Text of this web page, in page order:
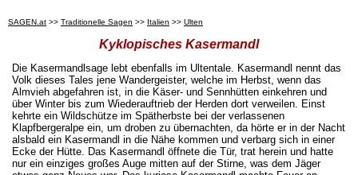
SAGEN.at >> Traditionelle Sagen >> Italien >> Ulten
Kyklopisches Kasermandl
Die Kasermandlsage lebt ebenfalls im Ultentale. Kasermandl nennt das
Volk dieses Tales jene Wandergeister, welche im Herbst, wenn das
Almvieh abgefahren ist, in die Käser- und Sennhütten einkehren und
über Winter bis zum Wiederauftrieb der Herden dort verweilen. Einst
kehrte ein Wildschütze im Spätherbste bei der verlassenen
Klapfbergeralpe ein, um droben zu übernachten, da hörte er in der Nacht
alsbald ein Kasermandl in die Nähe kommen und verbarg sich in einer
Ecke der Hütte. Das Kasermandl öffnete die Tür, trat herein und hatte
nur ein einziges großes Auge mitten auf der Stirne, was dem Jäger